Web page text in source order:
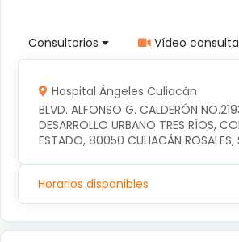
Consultorios Vídeo consulta
Hospital Ángeles Culiacán
BLVD. ALFONSO G. CALDERÓN
DESARROLLO URBANO TRES RÍOS,
ESTADO, 80050 CULIACÁN ROSALES,
Horarios disponibles